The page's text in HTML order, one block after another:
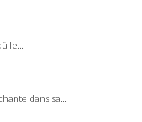
le...
dans sa...